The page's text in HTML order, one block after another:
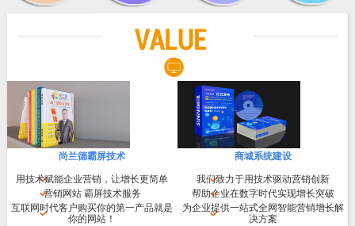
尚兰德霸屏技术
用技术赋能企业营销，让增长更简单
营销网站 霸屏技术服务
互联网时代客户购买你的第一产品就是
你的网站！
商城系统建设
我们致力于用技术驱动营销创新
帮助企业在数字时代实现增长突破
为企业提供一站式全网智能营销增长解
决方案